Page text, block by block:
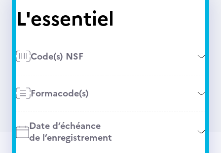
L'essentiel
Code(s) NSF
Formacode(s)
Date d’échéance
de l’enregistrement